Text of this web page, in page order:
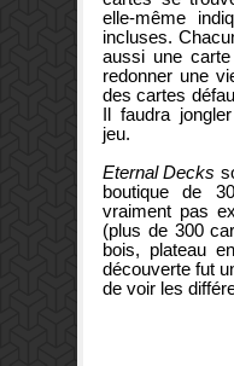
elle-même
incluses.
aussi une
redonner une
des cartes
Il faudra
jeu.
Eternal Decks
boutique de
vraiment pas
(plus de 300
bois, plateau
découverte fut
de voir les